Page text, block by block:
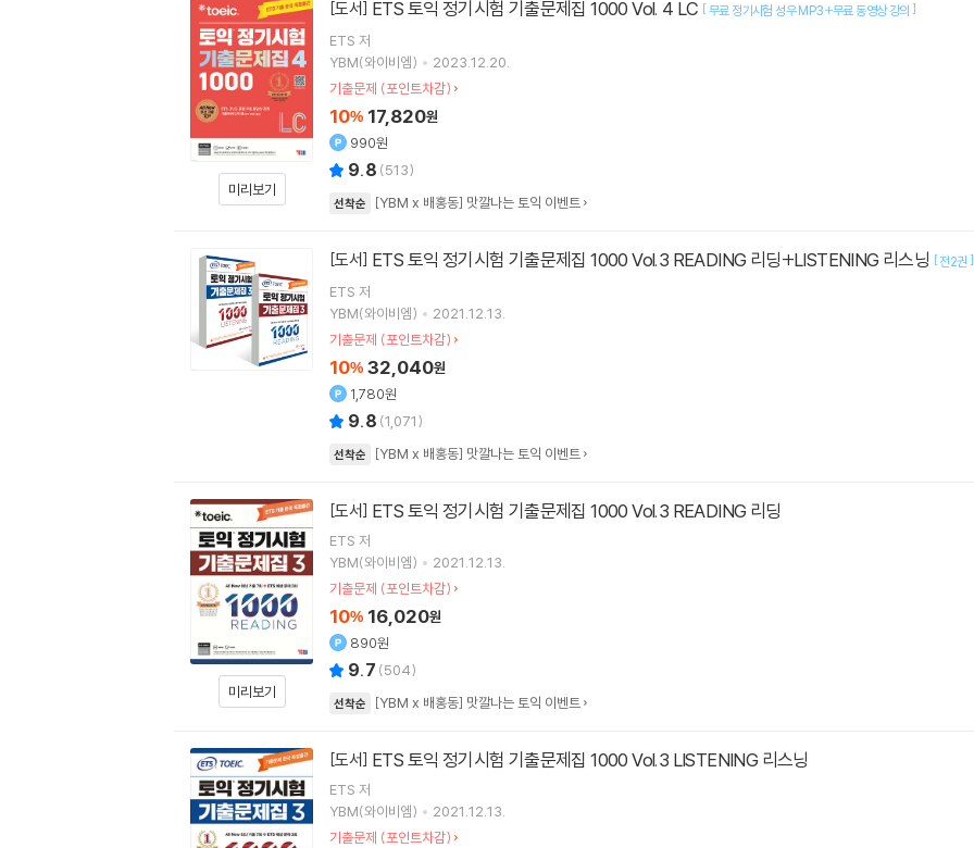
미리보기
[도서] ETS 토익 정기시험 기출문제집 1000 Vol. 4 LC [무료 정기시험 성우 MP3+무료 동영상 강의 ]
ETS 저
YBM(와이비엠)
2023.12.20.
기출문제 (포인트차감)
10% 17,820원
990원
9.8 (513)
선착순 [YBM x 배홍동] 맛깔나는 토익 이벤트
[도서] ETS 토익 정기시험 기출문제집 1000 Vol.3 READING 리딩+LISTENING 리스닝 [전2권 ]
ETS 저
YBM(와이비엠)
2021.12.13.
기출문제 (포인트차감)
10% 32,040원
1,780원
9.8 (1,071)
선착순 [YBM x 배홍동] 맛깔나는 토익 이벤트
미리보기
[도서] ETS 토익 정기시험 기출문제집 1000 Vol.3 READING 리딩
ETS 저
YBM(와이비엠)
2021.12.13.
기출문제 (포인트차감)
10% 16,020원
890원
9.7 (504)
선착순 [YBM x 배홍동] 맛깔나는 토익 이벤트
[도서] ETS 토익 정기시험 기출문제집 1000 Vol.3 LISTENING 리스닝
ETS 저
YBM(와이비엠)
2021.12.13.
기출문제 (포인트차감)